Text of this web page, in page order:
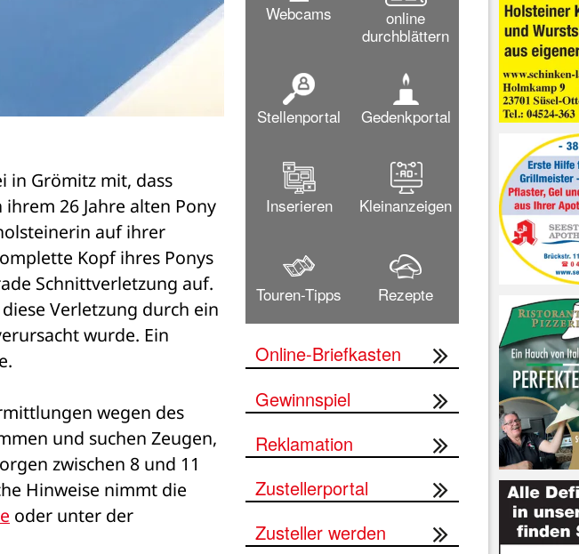
in Grömitz mit, dass
26 Jahre alten Pony
auf ihrer
Kopf ihres Ponys
Schnittverletzung auf.
Verletzung durch ein
wurde. Ein
wegen des
und suchen Zeugen,
zwischen 8 und 11
Hinweise nimmt die
oder unter der
Webcams
online
durchblättern
Stellenportal Gedenkportal
Inserieren Kleinanzeigen
Touren-Tipps Rezepte
Online-Briefkasten
Gewinnspiel
Reklamation
Zustellerportal
Zusteller werden